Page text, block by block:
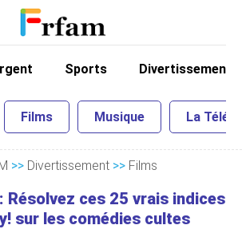
Sports Divertissement
Films Musique La Télé
>> Divertissement >> Films
Résolvez ces 25 vrais indices
sur les comédies cultes